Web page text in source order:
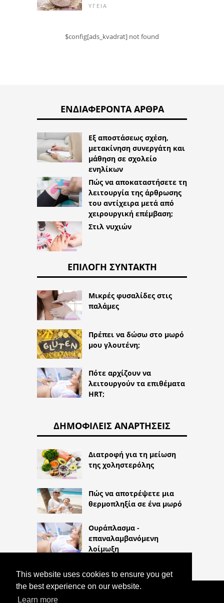
This website uses cookies to ensure you get
the best experience on our website.
Learn more
ΥΓΕΊΑ
$config[ads_kvadrat] not found
ΕΝΔΙΑΦΈΡΟΝΤΑ ΆΡΘΡΑ
Εξ αποστάσεως σχέση,
μετακίνηση συνεργάτη και
μάθηση σε σχολείο
ενηλίκων
Πώς να αποκαταστήσετε τη
λειτουργία της άρθρωσης
του αντίχειρα μετά από
χειρουργική επέμβαση;
Στιλ νυχιών
ΕΠΙΛΟΓΉ ΣΥΝΤΆΚΤΗ
Μικρές φυσαλίδες στις
παλάμες
Πρέπει να δώσω στο μωρό
μου γλουτένη;
Πότε αρχίζουν να
λειτουργούν τα επιθέματα
HRT;
ΔΗΜΟΦΙΛΕΊΣ ΑΝΑΡΤΉΣΕΙΣ
Διατροφή για τη μείωση
της χοληστερόλης
Πώς να αποτρέψετε μια
θερμοπληξία σε ένα μωρό
Ουράπλασμα -
επαναλαμβανόμενη
λοίμωξη